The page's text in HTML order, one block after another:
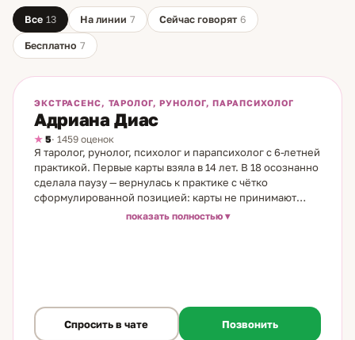
Все 13 На линии 7 Сейчас говорят 6
Бесплатно 7
ЭКСТРАСЕНС, ТАРОЛОГ, РУНОЛОГ, ПАРАПСИХОЛОГ
Адриана Диас
5· 1459 оценок
Я таролог, рунолог, психолог и парапсихолог с 6-летней
практикой. Первые карты взяла в 14 лет. В 18 осознанно
сделала паузу — вернулась к практике с чётко
сформулированной позицией: карты не принимают
решение за человека. Они дают понимание. Выбор
движения есть. При необходимости подключается
рунический анализ: он даёт дополнительный, часто
показать полностью
Спросить в чате Позвонить